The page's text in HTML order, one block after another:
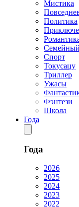
Мистика
Политика
Семейный
Спорт
Токусацу
Триллер
Ужасы
Фэнтези
Школа
Года
Года
2026
2025
2024
2023
2022